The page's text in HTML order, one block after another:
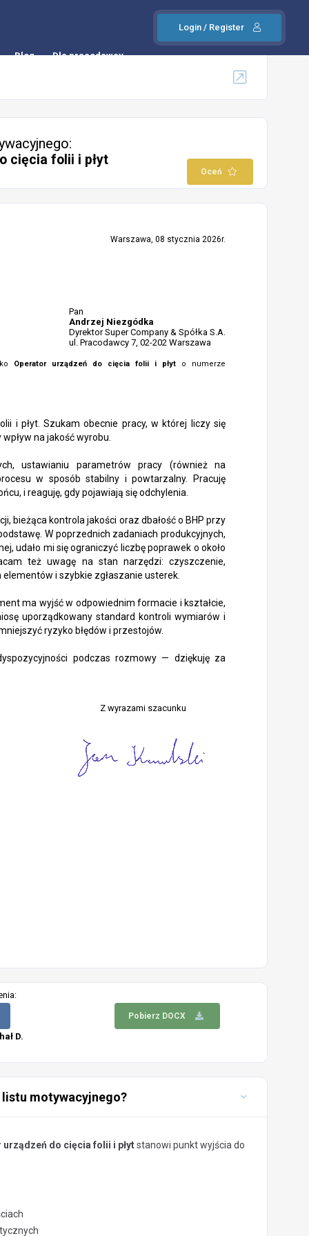
Login / Register
Blog Dla pracodawcy
cięcia folii i płyt
Oceń
Warszawa, 08 stycznia 2026r.
Pan
Andrzej Niezgódka
Dyrektor Super Company & Spółka S.A.
ul. Pracodawcy 7, 02-202 Warszawa
Operator urządzeń do cięcia folii i płyt o numerze
i płyt. Szukam obecnie pracy, w której liczy się
na jakość wyrobu.
ustawianiu parametrów pracy (również na
w sposób stabilny i powtarzalny. Pracuję
i reaguję, gdy pojawiają się odchylenia.
bieżąca kontrola jakości oraz dbałość o BHP przy
W poprzednich zadaniach produkcyjnych,
udało mi się ograniczyć liczbę poprawek o około
też uwagę na stan narzędzi: czyszczenie,
i szybkie zgłaszanie usterek.
ma wyjść w odpowiednim formacie i kształcie,
uporządkowany standard kontroli wymiarów i
ryzyko błędów i przestojów.
podczas rozmowy — dziękuję za
Z wyrazami szacunku
Pobierz DOCX
D.
motywacyjnego?
urządzeń do cięcia folii i płytstanowi punkt wyjścia do